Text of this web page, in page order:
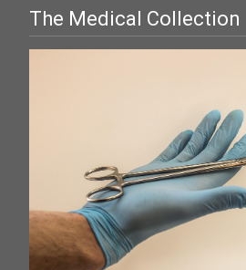
The Medical Collection